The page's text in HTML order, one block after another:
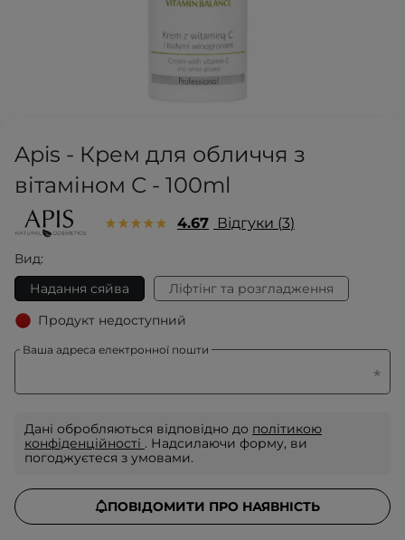
Apis - Крем для обличчя з
вітаміном С - 100ml
4.67 Відгуки 3
Вид:
Надання сяйва
Ліфтінг та розгладження
Продукт недоступний
Ваша адреса електронної пошти
Дані обробляються відповідно до політикою
конфіденційності . Надсилаючи форму, ви
погоджуєтеся з умовами.
ПОВІДОМИТИ ПРО НАЯВНІСТЬ